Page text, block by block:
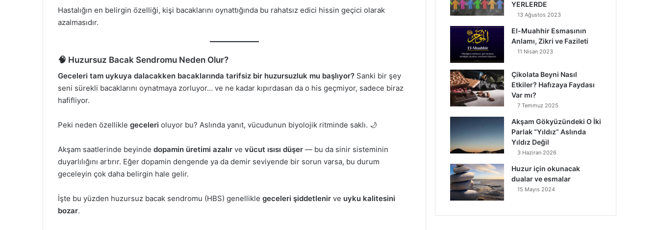
Hastalığın en belirgin özelliği, kişi bacaklarını oynattığında bu rahatsız edici hissin geçici olarak
azalmasıdır.
🧠 Huzursuz Bacak Sendromu Neden Olur?
Geceleri tam uykuya dalacakken bacaklarında tarifsiz bir huzursuzluk mu başlıyor? Sanki bir şey
seni sürekli bacaklarını oynatmaya zorluyor… ve ne kadar kıpırdasan da o his geçmiyor, sadece biraz
hafifliyor.
Peki neden özellikle geceleri oluyor bu? Aslında yanıt, vücudunun biyolojik ritminde saklı. 🌙
Akşam saatlerinde beyinde dopamin üretimi azalır ve vücut ısısı düşer — bu da sinir sisteminin
duyarlılığını artırır. Eğer dopamin dengende ya da demir seviyende bir sorun varsa, bu durum
geceleyin çok daha belirgin hale gelir.
İşte bu yüzden huzursuz bacak sendromu (HBS) genellikle geceleri şiddetlenir ve uyku kalitesini
bozar.
YERLERDE
13 Ağustos 2023
El-Muahhir Esmasının
Anlamı, Zikri ve Fazileti
11 Nisan 2023
Çikolata Beyni Nasıl
Etkiler? Hafızaya Faydası
Var mı?
7 Temmuz 2025
Akşam Gökyüzündeki O İki
Parlak “Yıldız” Aslında
Yıldız Değil
3 Haziran 2026
Huzur için okunacak
dualar ve esmalar
15 Mayıs 2024